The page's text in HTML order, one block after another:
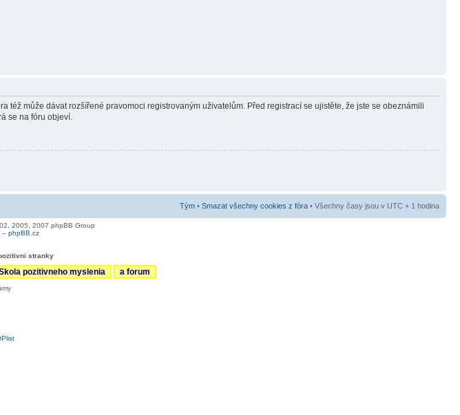
může dávat rozšířené pravomoci registrovaným uživatelům. Před registrací se ujistěte, že jste se obeznámili
se na fóru objeví.
Tým • Smazat všechny cookies z fóra • Všechny časy jsou v UTC + 1 hodina
2005, 2007 phpBB Group
– phpBB.cz
stranky
pozitivneho myslenia a forum